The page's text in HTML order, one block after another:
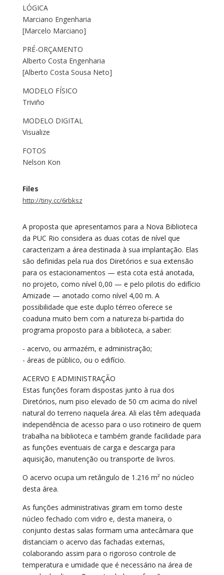
LÓGICA
Marciano Engenharia
[Marcelo Marciano]
PRÉ-ORÇAMENTO
Alberto Costa Engenharia
[Alberto Costa Sousa Neto]
MODELO FÍSICO
Triviño
MODELO DIGITAL
Visualize
FOTOS
Nelson Kon
Files
http://tiny.cc/6rbksz
A proposta que apresentamos para a Nova Biblioteca
da PUC Rio considera as duas cotas de nível que
caracterizam a área destinada à sua implantação. Elas
são definidas pela rua dos Diretórios e sua extensão
para os estacionamentos — esta cota está anotada,
no projeto, como nível 0,00 — e pelo pilotis do edifício
Amizade — anotado como nível 4,00 m. A
possibilidade que este duplo térreo oferece se
coaduna muito bem com a natureza bi-partida do
programa proposto para a biblioteca, a saber:
- acervo, ou armazém, e administração;
- áreas de público, ou o edifício.
ACERVO E ADMINISTRAÇÃO
Estas funções foram dispostas junto à rua dos
Diretórios, num piso elevado de 50 cm acima do nível
natural do terreno naquela área. Ali elas têm adequada
independência de acesso para o uso rotineiro de quem
trabalha na biblioteca e também grande facilidade para
as funções eventuais de carga e descarga para
aquisição, manutenção ou transporte de livros.
O acervo ocupa um retângulo de 1.216 m² no núcleo
desta área.
As funções administrativas giram em torno deste
núcleo fechado com vidro e, desta maneira, o
conjunto destas salas formam uma antecâmara que
distanciam o acervo das fachadas externas,
colaborando assim para o rigoroso controle de
temperatura e umidade que é necessário na área de